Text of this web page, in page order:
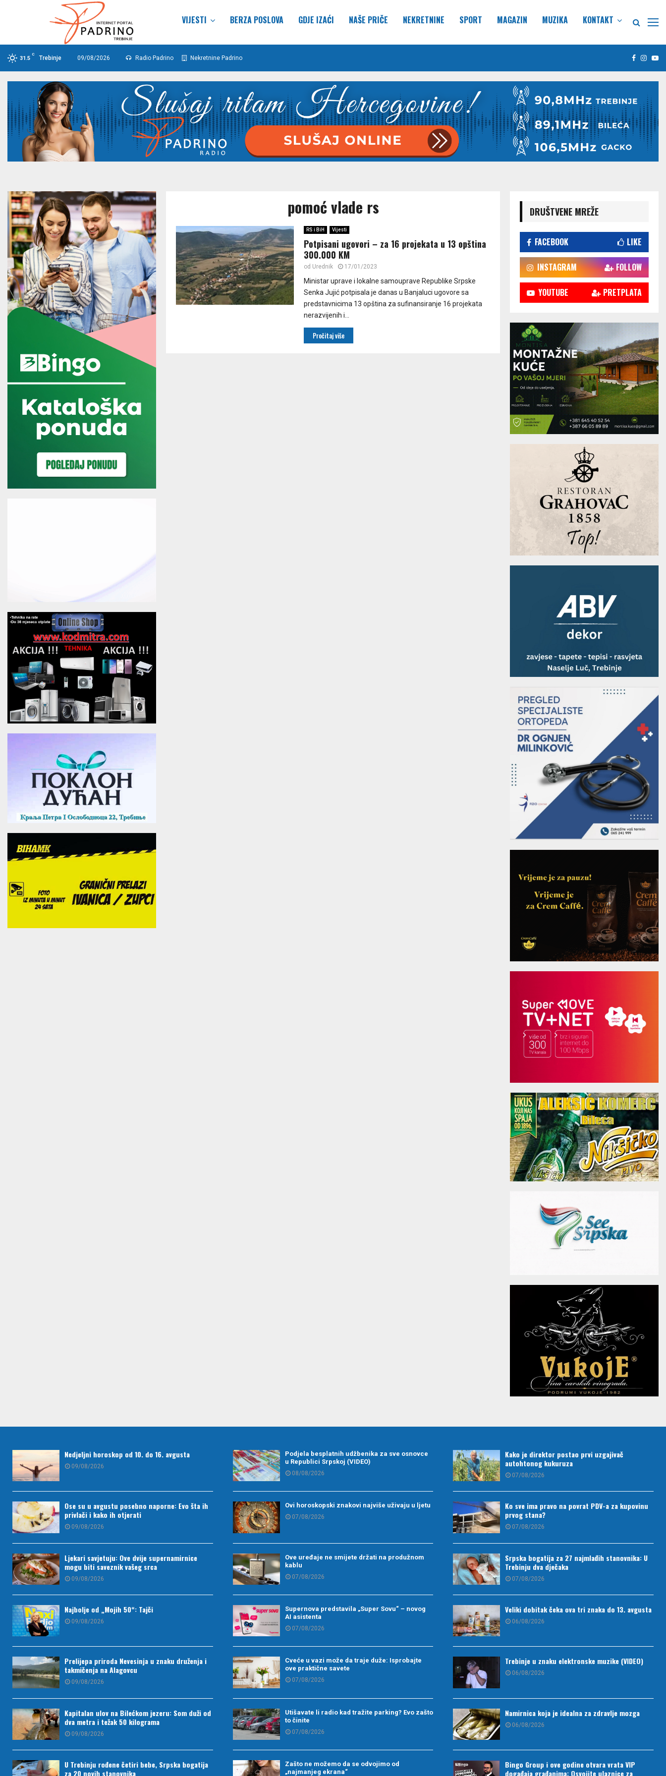
VIJESTI BERZA POSLOVA GDJE IZAĆI NAŠE PRIČE NEKRETNINE SPORT MAGAZIN MUZIKA KONTAKT
31.5
C
Trebinje 09/08/2026 Radio Padrino Nekretnine Padrino Facebook
pomoć vlade rs
RS i BiH Vijesti
Potpisani ugovori – za 16 projekata u 13 opština
300.000 KM
od Urednik 17/01/2023
Ministar uprave i lokalne samouprave Republike Srpske
Senka Јujić potpisala je danas u Banjaluci ugovore sa
predstavnicima 13 opština za sufinansiranje 16 projekata
nerazvijenih i...
Pročitaj više
DRUŠTVENE MREŽE
FACEBOOK LIKE
INSTAGRAM FOLLOW
YOUTUBE PRETPLATA
Nedjeljni horoskop od 10. do 16. avgusta
09/08/2026
Ose su u avgustu posebno naporne: Evo šta ih
privlači i kako ih otjerati
09/08/2026
Ljekari savjetuju: Ove dvije supernamirnice
mogu biti saveznik vašeg srca
09/08/2026
Najbolje od „Mojih 50“: Tajči
09/08/2026
Prelijepa priroda Nevesinja u znaku druženja i
takmičenja na Alagovcu
09/08/2026
Kapitalan ulov na Bilećkom jezeru: Som duži od
dva metra i težak 50 kilograma
09/08/2026
U Trebinju rođene četiri bebe, Srpska bogatija
za 20 novih stanovnika
Podjela besplatnih udžbenika za sve osnovce
u Republici Srpskoj (VIDEO)
08/08/2026
Ovi horoskopski znakovi najviše uživaju u ljetu
07/08/2026
Ove uređaje ne smijete držati na produžnom
kablu
07/08/2026
Supernova predstavila „Super Sovu“ – novog
AI asistenta
07/08/2026
Cveće u vazi može da traje duže: Isprobajte
ove praktične savete
07/08/2026
Utišavate li radio kad tražite parking? Evo zašto
to činite
07/08/2026
Zašto ne možemo da se odvojimo od
„najmanjeg ekrana“
Kako je direktor postao prvi uzgajivač
autohtonog kukuruza
07/08/2026
Ko sve ima pravo na povrat PDV-a za kupovinu
prvog stana?
07/08/2026
Srpska bogatija za 27 najmlađih stanovnika: U
Trebinju dva dječaka
07/08/2026
Veliki dobitak čeka ova tri znaka do 13. avgusta
06/08/2026
Trebinje u znaku elektronske muzike (VIDEO)
06/08/2026
Namirnica koja je idealna za zdravlje mozga
06/08/2026
Bingo Group i ove godine otvara vrata VIP
događaja građanima: Osvojite ulaznice za